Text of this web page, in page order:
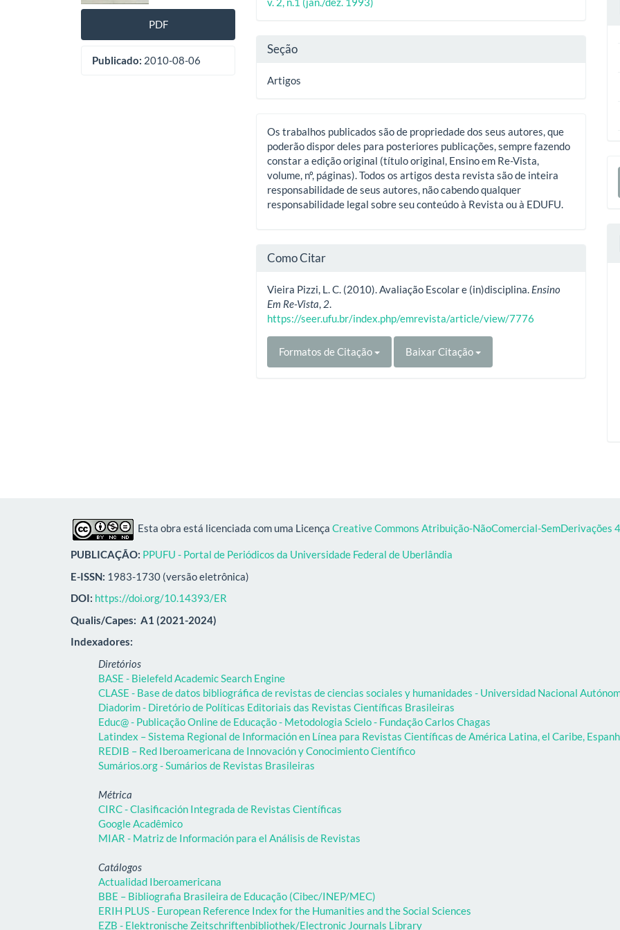
artigos
PDF
Publicado: 2010-08-06
principal
artigo
Seção
Artigos
Os trabalhos publicados são de propriedade dos seus autores, que
poderão dispor deles para posteriores publicações, sempre fazendo
constar a edição original (título original, Ensino em Re-Vista,
volume, nº, páginas). Todos os artigos desta revista são de inteira
responsabilidade de seus autores, não cabendo qualquer
responsabilidade legal sobre seu conteúdo à Revista ou à EDUFU.
Como Citar
Vieira Pizzi, L. C. (2010). Avaliação Escolar e (in)disciplina. Ensino
Em Re-Vista, 2.
https://seer.ufu.br/index.php/emrevista/article/view/7776
Formatos de Citação Baixar Citação
Esta obra está licenciada com uma Licença Creative Commons Atribuição-NãoComercial-SemDerivações
PUBLICAÇÃO: PPUFU - Portal de Periódicos da Universidade Federal de Uberlândia
E-ISSN: 1983-1730 (versão eletrônica)
DOI: https://doi.org/10.14393/ER
Qualis/Capes: A1 (2021-2024)
Indexadores:
Diretórios
BASE - Bielefeld Academic Search Engine
CLASE - Base de datos bibliográfica de revistas de ciencias sociales y humanidades - Universidad Nacional
Diadorim - Diretório de Políticas Editoriais das Revistas Científicas Brasileiras
Educ@ - Publicação Online de Educação - Metodologia Scielo - Fundação Carlos Chagas
Latindex – Sistema Regional de Información en Línea para Revistas Científicas de América Latina, el Caribe,
REDIB – Red Iberoamericana de Innovación y Conocimiento Científico
Sumários.org - Sumários de Revistas Brasileiras
Métrica
CIRC - Clasificación Integrada de Revistas Científicas
Google Acadêmico
MIAR - Matriz de Información para el Análisis de Revistas
Catálogos
Actualidad Iberoamericana
BBE – Bibliografia Brasileira de Educação (Cibec/INEP/MEC)
ERIH PLUS - European Reference Index for the Humanities and the Social Sciences
EZB - Elektronische Zeitschriftenbibliothek/Electronic Journals Library